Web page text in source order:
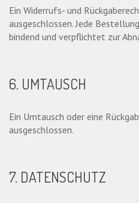
Ein Widerrufs- und
ausgeschlossen. Jede
bindend und verpflichtet zur
6. UMTAUSCH
Ein Umtausch oder eine
ausgeschlossen.
7. DATENSCHUTZ